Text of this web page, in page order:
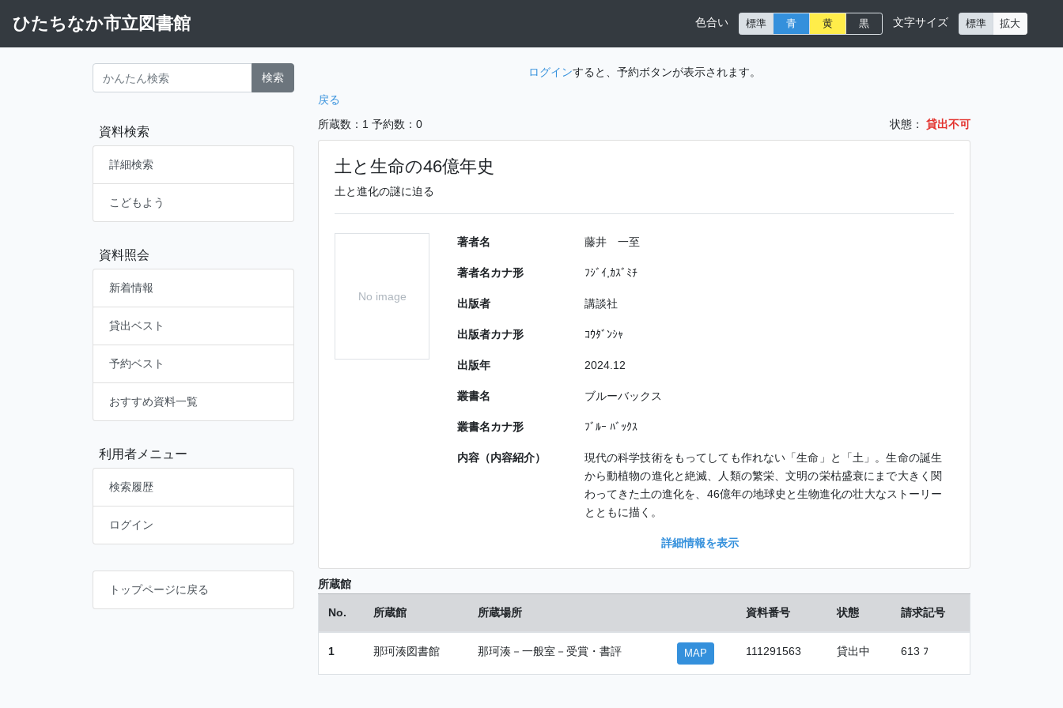
ひたちなか市立図書館 色合い 標準 青 黄 黒 文字サイズ 標準 拡大
検索
資料検索
詳細検索
こどもよう
資料照会
新着情報
貸出ベスト
予約ベスト
おすすめ資料一覧
利用者メニュー
検索履歴
ログイン
トップページに戻る
ログインすると、予約ボタンが表示されます。
戻る
所蔵数：1 予約数：0 状態： 貸出不可
土と生命の46億年史
土と進化の謎に迫る
No image
著者名 藤井 一至
著者名カナ形 ﾌｼﾞｲ,ｶｽﾞﾐﾁ
出版者 講談社
出版者カナ形 ｺｳﾀﾞﾝｼｬ
出版年 2024.12
叢書名 ブルーバックス
叢書名カナ形 ﾌﾞﾙｰ ﾊﾞｯｸｽ
内容（内容紹介）
現代の科学技術をもってしても作れない「生命」と「土」。生命の誕生
から動植物の進化と絶滅、人類の繁栄、文明の栄枯盛衰にまで大きく関
わってきた土の進化を、46億年の地球史と生物進化の壮大なストーリー
とともに描く。
詳細情報を表示
所蔵館
No. 所蔵館 所蔵場所 資料番号 状態 請求記号
1 那珂湊図書館 那珂湊－一般室－受賞・書評 MAP 111291563 貸出中 613 ﾌ